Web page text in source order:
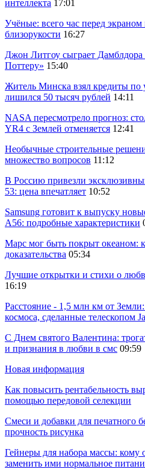
интеллекта 17:01
Учёные: всего час перед
близорукости 16:27
Джон Литгоу сыграет
Поттеру» 15:40
Житель Минска взял кредиты по
лишился 50 тысяч рублей 14:11
NASA пересмотрело прогноз:
YR4 с Землей отменяется 12:41
Необычные строительные
множество вопросов 11:12
В Россию привезли
53: цена впечатляет 10:52
Samsung готовит к выпуску
A56: подробные характеристики
Марс мог быть покрыт океаном:
доказательства 05:34
Лучшие открытки и стихи о
16:19
Расстояние - 1,5 млн км от
космоса, сделанные телескопом
С Днем святого Валентина:
и признания в любви в смс 09:59
Новая информация
Как повысить рентабельность
помощью передовой селекции
Смеси и добавки для печатного
прочность рисунка
Гейнеры для набора массы: кому
заменить ими нормальное